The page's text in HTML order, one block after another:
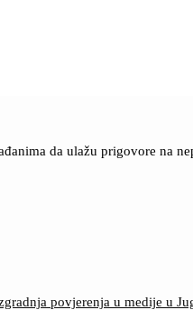
da ulažu prigovore na
povjerenja u medije u